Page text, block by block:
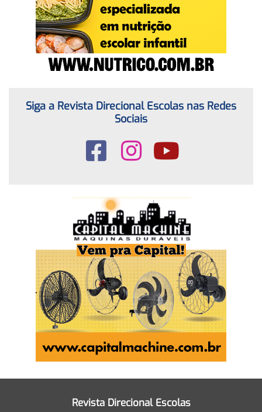
Siga a Revista Direcional Escolas nas Redes
Sociais
Revista Direcional Escolas